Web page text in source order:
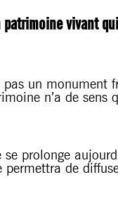
patrimoine vivant
pas un
n’a de
se prolonge
permettra de